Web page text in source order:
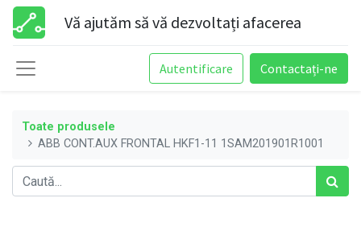
Vă ajutăm să vă dezvoltați afacerea
Autentificare Contactați-ne
Toate produsele
ABB CONT.AUX FRONTAL HKF1-11 1SAM201901R1001